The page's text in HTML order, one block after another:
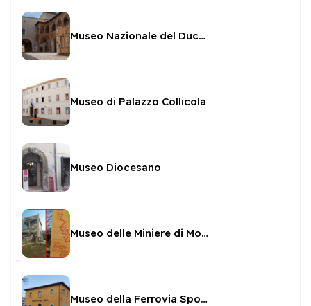
Museo Nazionale del Ducato di Spoleto
Museo di Palazzo Collicola
Museo Diocesano
Museo delle Miniere di Morgnano
Museo della Ferrovia Spoleto Norcia